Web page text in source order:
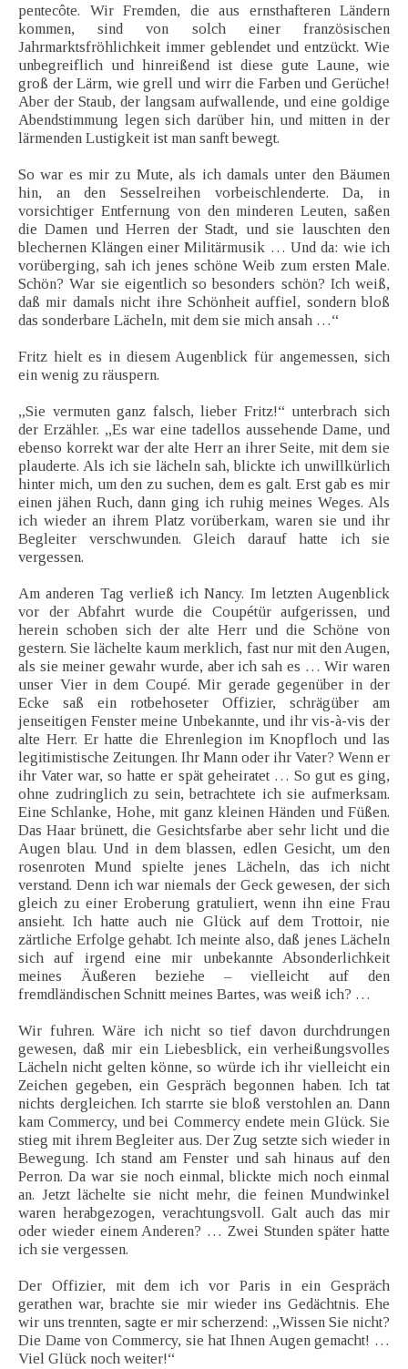
pentecôte. Wir Fremden, die aus ernsthafteren Ländern
kommen, sind von solch einer französischen
Jahrmarktsfröhlichkeit immer geblendet und entzückt. Wie
unbegreiflich und hinreißend ist diese gute Laune, wie
groß der Lärm, wie grell und wirr die Farben und Gerüche!
Aber der Staub, der langsam aufwallende, und eine goldige
Abendstimmung legen sich darüber hin, und mitten in der
lärmenden Lustigkeit ist man sanft bewegt.
So war es mir zu Mute, als ich damals unter den Bäumen
hin, an den Sesselreihen vorbeischlenderte. Da, in
vorsichtiger Entfernung von den minderen Leuten, saßen
die Damen und Herren der Stadt, und sie lauschten den
blechernen Klängen einer Militärmusik … Und da: wie ich
vorüberging, sah ich jenes schöne Weib zum ersten Male.
Schön? War sie eigentlich so besonders schön? Ich weiß,
daß mir damals nicht ihre Schönheit auffiel, sondern bloß
das sonderbare Lächeln, mit dem sie mich ansah …“
Fritz hielt es in diesem Augenblick für angemessen, sich
ein wenig zu räuspern.
„Sie vermuten ganz falsch, lieber Fritz!“ unterbrach sich
der Erzähler. „Es war eine tadellos aussehende Dame, und
ebenso korrekt war der alte Herr an ihrer Seite, mit dem sie
plauderte. Als ich sie lächeln sah, blickte ich unwillkürlich
hinter mich, um den zu suchen, dem es galt. Erst gab es mir
einen jähen Ruch, dann ging ich ruhig meines Weges. Als
ich wieder an ihrem Platz vorüberkam, waren sie und ihr
Begleiter verschwunden. Gleich darauf hatte ich sie
vergessen.
Am anderen Tag verließ ich Nancy. Im letzten Augenblick
vor der Abfahrt wurde die Coupétür aufgerissen, und
herein schoben sich der alte Herr und die Schöne von
gestern. Sie lächelte kaum merklich, fast nur mit den Augen,
als sie meiner gewahr wurde, aber ich sah es … Wir waren
unser Vier in dem Coupé. Mir gerade gegenüber in der
Ecke saß ein rotbehoseter Offizier, schrägüber am
jenseitigen Fenster meine Unbekannte, und ihr vis-à-vis der
alte Herr. Er hatte die Ehrenlegion im Knopfloch und las
legitimistische Zeitungen. Ihr Mann oder ihr Vater? Wenn er
ihr Vater war, so hatte er spät geheiratet … So gut es ging,
ohne zudringlich zu sein, betrachtete ich sie aufmerksam.
Eine Schlanke, Hohe, mit ganz kleinen Händen und Füßen.
Das Haar brünett, die Gesichtsfarbe aber sehr licht und die
Augen blau. Und in dem blassen, edlen Gesicht, um den
rosenroten Mund spielte jenes Lächeln, das ich nicht
verstand. Denn ich war niemals der Geck gewesen, der sich
gleich zu einer Eroberung gratuliert, wenn ihn eine Frau
ansieht. Ich hatte auch nie Glück auf dem Trottoir, nie
zärtliche Erfolge gehabt. Ich meinte also, daß jenes Lächeln
sich auf irgend eine mir unbekannte Absonderlichkeit
meines Äußeren beziehe – vielleicht auf den
fremdländischen Schnitt meines Bartes, was weiß ich? …
Wir fuhren. Wäre ich nicht so tief davon durchdrungen
gewesen, daß mir ein Liebesblick, ein verheißungsvolles
Lächeln nicht gelten könne, so würde ich ihr vielleicht ein
Zeichen gegeben, ein Gespräch begonnen haben. Ich tat
nichts dergleichen. Ich starrte sie bloß verstohlen an. Dann
kam Commercy, und bei Commercy endete mein Glück. Sie
stieg mit ihrem Begleiter aus. Der Zug setzte sich wieder in
Bewegung. Ich stand am Fenster und sah hinaus auf den
Perron. Da war sie noch einmal, blickte mich noch einmal
an. Jetzt lächelte sie nicht mehr, die feinen Mundwinkel
waren herabgezogen, verachtungsvoll. Galt auch das mir
oder wieder einem Anderen? … Zwei Stunden später hatte
ich sie vergessen.
Der Offizier, mit dem ich vor Paris in ein Gespräch
gerathen war, brachte sie mir wieder ins Gedächtnis. Ehe
wir uns trennten, sagte er mir scherzend: „Wissen Sie nicht?
Die Dame von Commercy, sie hat Ihnen Augen gemacht! …
Viel Glück noch weiter!“